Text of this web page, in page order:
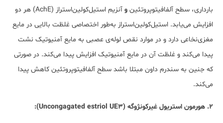
بارداری، سطح آلفافیتوپروتئین و
آنزیم استیل‌کولین‌استراز (AchE) هر دو
افزایش می‌یابد. استیل‌کولین‌استراز به‌طور اختصاصی غلظت بالایی در مایع
مغزی‌نخاعی دارد و در موارد نقص لوله‌ی عصبی به مایع آمنیوتیک نشت
پیدا می‌کند و غلظت آن در مایع آمنیوتیک افزایش پیدا می‌کند. در صورتی
که جنین به سندرم داون مبتلا باشد سطح آلفافیتوپروتئین کاهش پیدا
می‌کند.
۲. هورمون استریول غیرکونژوگه (Uncongagated estriol UE3):